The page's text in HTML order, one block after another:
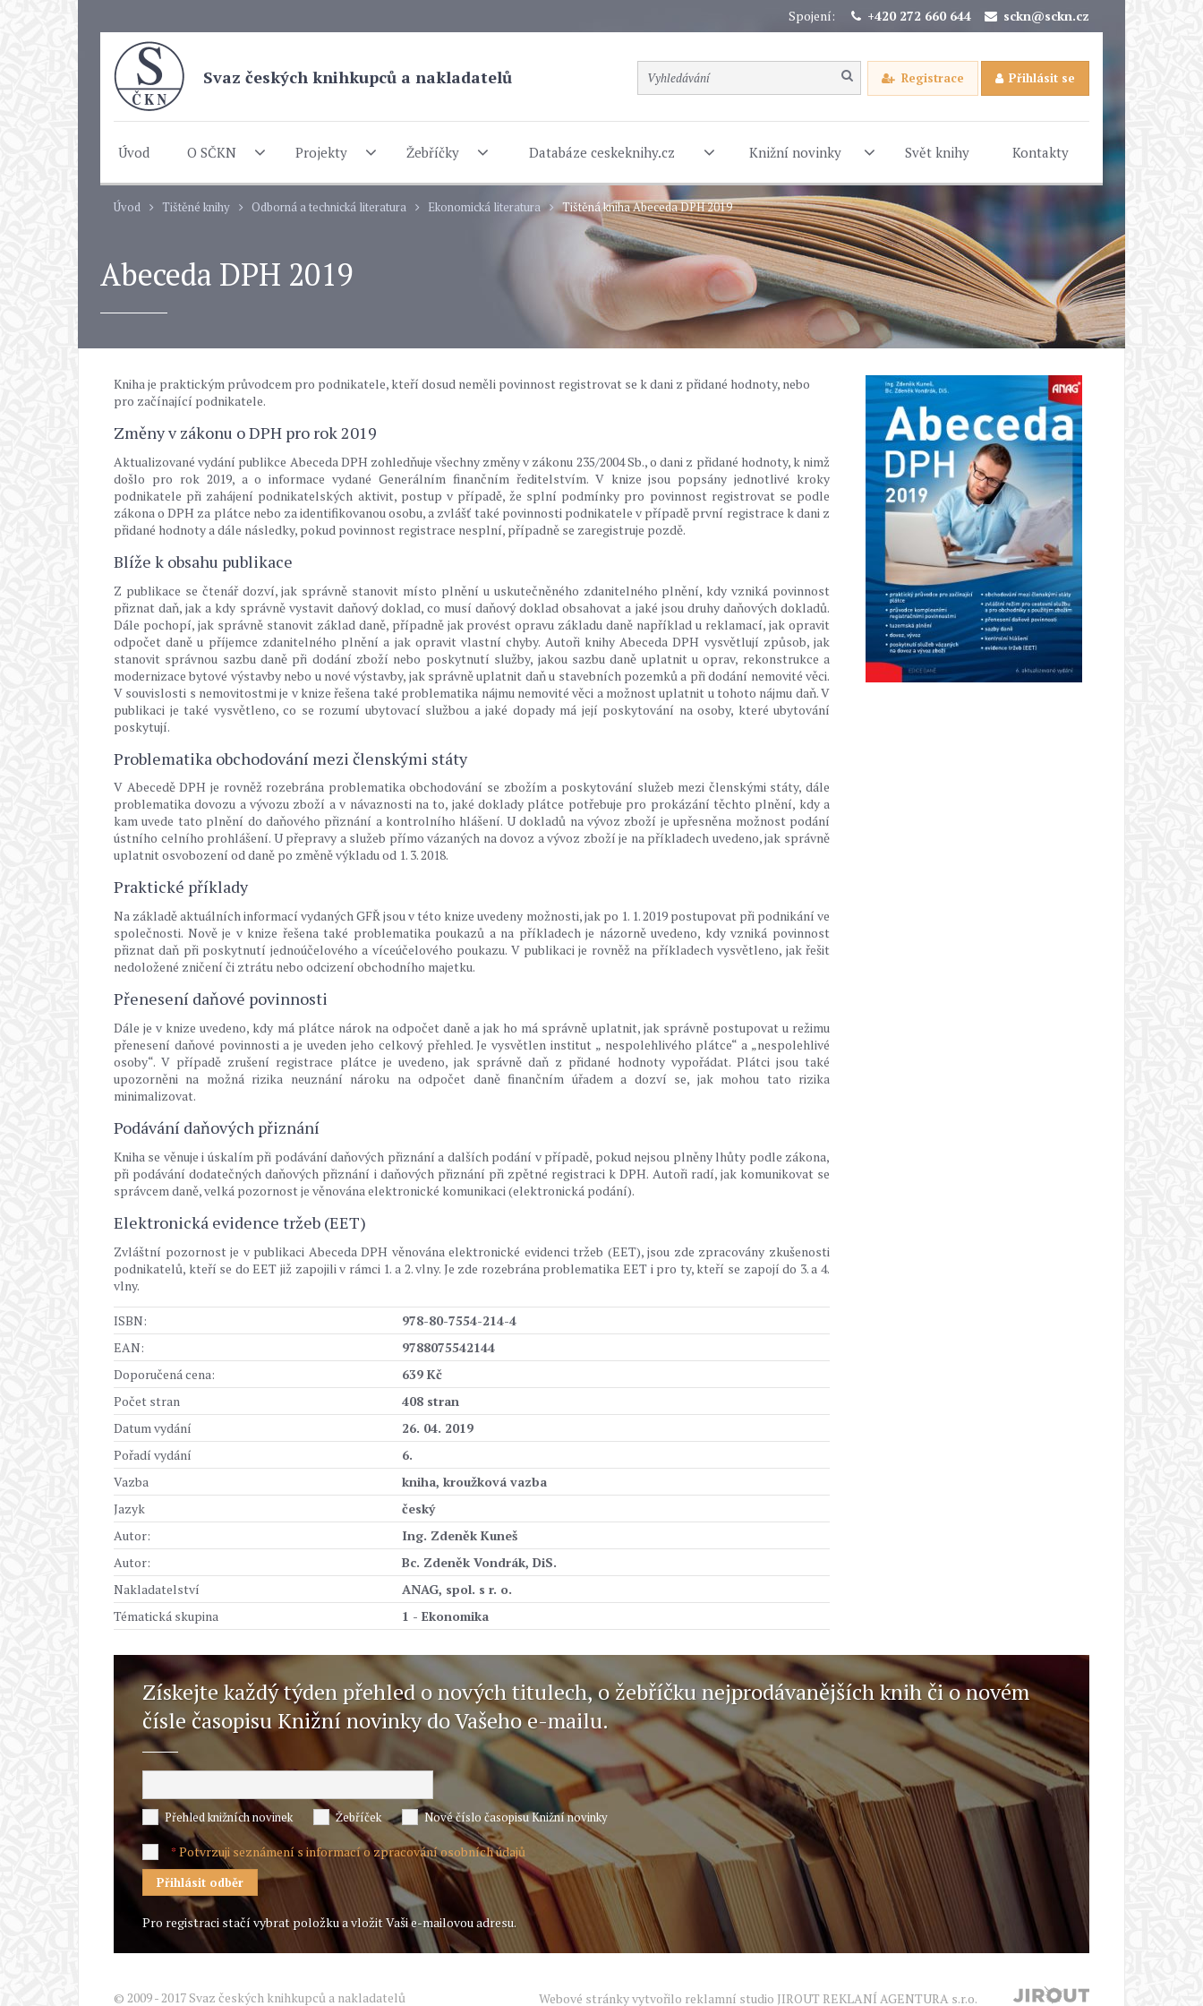
Spojení: +420 272 660 644 sckn@sckn.cz
Svaz českých knihkupců a nakladatelů Registrace Přihlásit se
Úvod O SČKN Projekty Žebříčky Databáze ceskeknihy.cz Knižní novinky Svět knihy Kontakty
Úvod Tištěné knihy Odborná a technická literatura Ekonomická literatura Tištěná kniha Abeceda DPH 2019
Abeceda DPH 2019
Kniha je praktickým průvodcem pro podnikatele, kteří dosud neměli povinnost registrovat se k dani z přidané hodnoty, nebo
pro začínající podnikatele.
Změny v zákonu o DPH pro rok 2019
Aktualizované vydání publikce Abeceda DPH zohledňuje všechny změny v zákonu 235/2004 Sb., o dani z přidané hodnoty, k nimž
došlo pro rok 2019, a o informace vydané Generálním finančním ředitelstvím. V knize jsou popsány jednotlivé kroky
podnikatele při zahájení podnikatelských aktivit, postup v případě, že splní podmínky pro povinnost registrovat se podle
zákona o DPH za plátce nebo za identifikovanou osobu, a zvlášť také povinnosti podnikatele v případě první registrace k dani z
přidané hodnoty a dále následky, pokud povinnost registrace nesplní, případně se zaregistruje pozdě.
Blíže k obsahu publikace
Z publikace se čtenář dozví, jak správně stanovit místo plnění u uskutečněného zdanitelného plnění, kdy vzniká povinnost
přiznat daň, jak a kdy správně vystavit daňový doklad, co musí daňový doklad obsahovat a jaké jsou druhy daňových dokladů.
Dále pochopí, jak správně stanovit základ daně, případně jak provést opravu základu daně například u reklamací, jak opravit
odpočet daně u příjemce zdanitelného plnění a jak opravit vlastní chyby. Autoři knihy Abeceda DPH vysvětlují způsob, jak
stanovit správnou sazbu daně při dodání zboží nebo poskytnutí služby, jakou sazbu daně uplatnit u oprav, rekonstrukce a
modernizace bytové výstavby nebo u nové výstavby, jak správně uplatnit daň u stavebních pozemků a při dodání nemovité věci.
V souvislosti s nemovitostmi je v knize řešena také problematika nájmu nemovité věci a možnost uplatnit u tohoto nájmu daň. V
publikaci je také vysvětleno, co se rozumí ubytovací službou a jaké dopady má její poskytování na osoby, které ubytování
poskytují.
Problematika obchodování mezi členskými státy
V Abecedě DPH je rovněž rozebrána problematika obchodování se zbožím a poskytování služeb mezi členskými státy, dále
problematika dovozu a vývozu zboží a v návaznosti na to, jaké doklady plátce potřebuje pro prokázání těchto plnění, kdy a
kam uvede tato plnění do daňového přiznání a kontrolního hlášení. U dokladů na vývoz zboží je upřesněna možnost podání
ústního celního prohlášení. U přepravy a služeb přímo vázaných na dovoz a vývoz zboží je na příkladech uvedeno, jak správně
uplatnit osvobození od daně po změně výkladu od 1. 3. 2018.
Praktické příklady
Na základě aktuálních informací vydaných GFŘ jsou v této knize uvedeny možnosti, jak po 1. 1. 2019 postupovat při podnikání ve
společnosti. Nově je v knize řešena také problematika poukazů a na příkladech je názorně uvedeno, kdy vzniká povinnost
přiznat daň při poskytnutí jednoúčelového a víceúčelového poukazu. V publikaci je rovněž na příkladech vysvětleno, jak řešit
nedoložené zničení či ztrátu nebo odcizení obchodního majetku.
Přenesení daňové povinnosti
Dále je v knize uvedeno, kdy má plátce nárok na odpočet daně a jak ho má správně uplatnit, jak správně postupovat u režimu
přenesení daňové povinnosti a je uveden jeho celkový přehled. Je vysvětlen institut „ nespolehlivého plátce“ a „nespolehlivé
osoby“. V případě zrušení registrace plátce je uvedeno, jak správně daň z přidané hodnoty vypořádat. Plátci jsou také
upozorněni na možná rizika neuznání nároku na odpočet daně finančním úřadem a dozví se, jak mohou tato rizika
minimalizovat.
Podávání daňových přiznání
Kniha se věnuje i úskalím při podávání daňových přiznání a dalších podání v případě, pokud nejsou plněny lhůty podle zákona,
při podávání dodatečných daňových přiznání i daňových přiznání při zpětné registraci k DPH. Autoři radí, jak komunikovat se
správcem daně, velká pozornost je věnována elektronické komunikaci (elektronická podání).
Elektronická evidence tržeb (EET)
Zvláštní pozornost je v publikaci Abeceda DPH věnována elektronické evidenci tržeb (EET), jsou zde zpracovány zkušenosti
podnikatelů, kteří se do EET již zapojili v rámci 1. a 2. vlny. Je zde rozebrána problematika EET i pro ty, kteří se zapojí do 3. a 4.
vlny.
ISBN:
978-80-7554-214-4
EAN:
9788075542144
Doporučená cena:
639 Kč
Počet stran
408 stran
Datum vydání
26. 04. 2019
Pořadí vydání
6.
Vazba
kniha, kroužková vazba
Jazyk
český
Autor:
Ing. Zdeněk Kuneš
Autor:
Bc. Zdeněk Vondrák, DiS.
Nakladatelství
ANAG, spol. s r. o.
Tématická skupina
1 - Ekonomika
Získejte každý týden přehled o nových titulech, o žebříčku nejprodávanějších knih či o novém
čísle časopisu Knižní novinky do Vašeho e-mailu.
Přehled knižních novinek Žebříček Nové číslo časopisu Knižní novinky
*Potvrzuji seznámení s informací o zpracování osobních údajů
Pro registraci stačí vybrat položku a vložit Vaši e-mailovou adresu.
© 2009 - 2017 Svaz českých knihkupců a nakladatelů Webové stránky vytvořilo reklamní studio JIROUT REKLANÍ AGENTURA s.r.o.